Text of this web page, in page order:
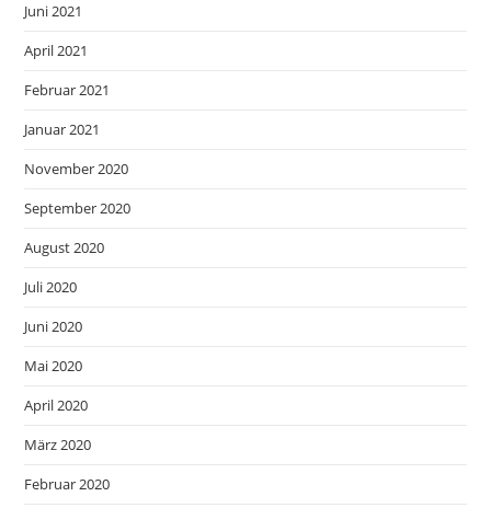
Juni 2021
April 2021
Februar 2021
Januar 2021
November 2020
September 2020
August 2020
Juli 2020
Juni 2020
Mai 2020
April 2020
März 2020
Februar 2020